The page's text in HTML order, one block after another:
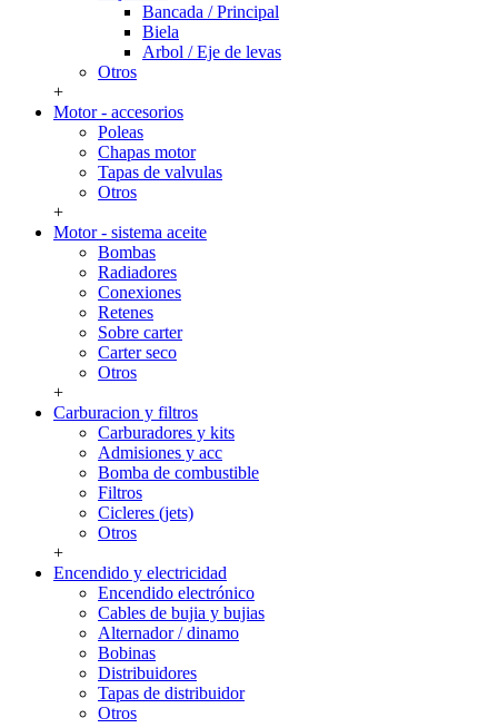
Bancada / Principal
Biela
Arbol / Eje de levas
Otros
+
Motor - accesorios
Poleas
Chapas motor
Tapas de valvulas
Otros
+
Motor - sistema aceite
Bombas
Radiadores
Conexiones
Retenes
Sobre carter
Carter seco
Otros
+
Carburacion y filtros
Carburadores y kits
Admisiones y acc
Bomba de combustible
Filtros
Cicleres (jets)
Otros
+
Encendido y electricidad
Encendido electrónico
Cables de bujia y bujias
Alternador / dinamo
Bobinas
Distribuidores
Tapas de distribuidor
Otros